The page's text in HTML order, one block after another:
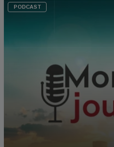
PODCAST